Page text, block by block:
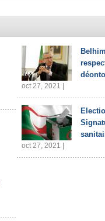
oct 27, 2021 |
oct 27, 2021 |